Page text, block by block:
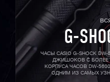
G-
ЧАСЫ CASIO G-SHOCK
ДЖИШОКОВ С БОЛЕЕ
КОРПУСА ЧАСОВ DW-
ОДНИМ ИЗ САМЫХ